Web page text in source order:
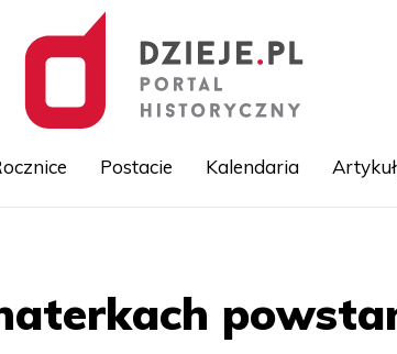
Postacie Kalendaria